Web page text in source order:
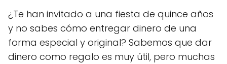
¿Te han invitado a una fiesta de quince años
y no sabes cómo entregar dinero de una
forma especial y original? Sabemos que dar
dinero como regalo es muy útil, pero muchas